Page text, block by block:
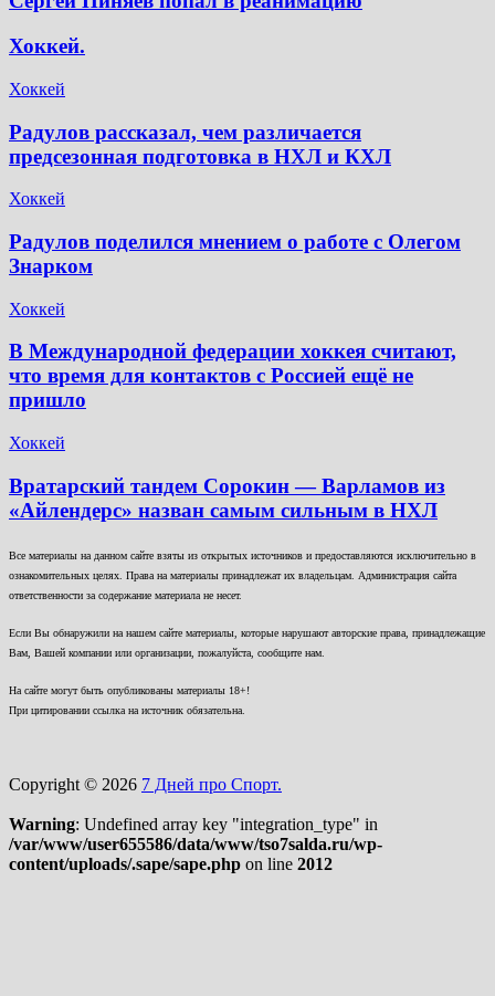
Хоккей.
Хоккей
Радулов рассказал, чем различается
предсезонная подготовка в НХЛ и КХЛ
Хоккей
Радулов поделился мнением о работе с Олегом
Знарком
Хоккей
В Международной федерации хоккея считают,
что время для контактов с Россией ещё не
пришло
Хоккей
Вратарский тандем Сорокин — Варламов из
«Айлендерс» назван самым сильным в НХЛ
Все материалы на данном сайте взяты из открытых источников и предоставляются исключительно в
ознакомительных целях. Права на материалы принадлежат их владельцам. Администрация сайта
ответственности за содержание материала не несет.
Если Вы обнаружили на нашем сайте материалы, которые нарушают авторские права, принадлежащие
Вам, Вашей компании или организации, пожалуйста, сообщите нам.
На сайте могут быть опубликованы материалы 18+!
При цитировании ссылка на источник обязательна.
Copyright © 2026 7 Дней про Спорт.
Warning: Undefined array key "integration_type" in
/var/www/user655586/data/www/tso7salda.ru/wp-
content/uploads/.sape/sape.php on line 2012